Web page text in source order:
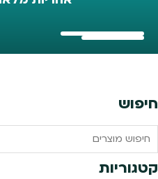
חיפוש
Search
text
קטגוריות